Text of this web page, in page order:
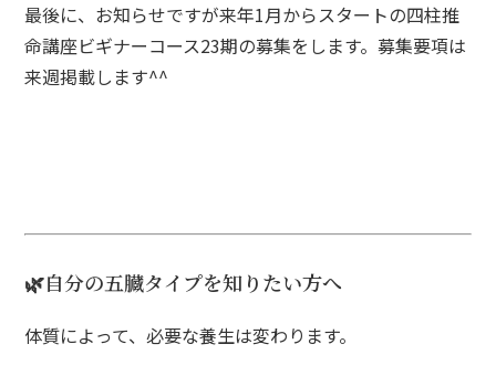
最後に、お知らせですが来年1月からスタートの四柱推
命講座ビギナーコース23期の募集をします。募集要項は
来週掲載します^^
🌿自分の五臓タイプを知りたい方へ
体質によって、必要な養生は変わります。